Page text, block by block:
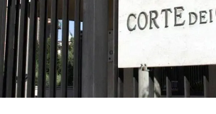
AMBIENTE
Streaming
LAC TV
LAC NETWORK